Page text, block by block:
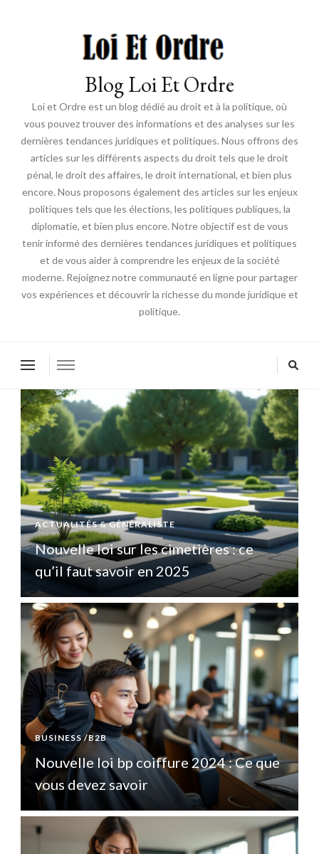
Blog Loi Et Ordre
Loi et Ordre est un blog dédié au droit et à la politique, où
vous pouvez trouver des informations et des analyses sur les
dernières tendances juridiques et politiques. Nous offrons des
articles sur les différents aspects du droit tels que le droit
pénal, le droit des affaires, le droit international, et bien plus
encore. Nous proposons également des articles sur les enjeux
politiques tels que les élections, les politiques publiques, la
diplomatie, et bien plus encore. Notre objectif est de vous
tenir informé des dernières tendances juridiques et politiques
et de vous aider à comprendre les enjeux de la société
moderne. Rejoignez notre communauté en ligne pour partager
vos expériences et découvrir la richesse du monde juridique et
politique.
ACTUALITÉS & GÉNÉRALISTE
Nouvelle loi sur les cimetières : ce
qu’il faut savoir en 2025
BUSINESS /B2B
Nouvelle loi bp coiffure 2024 : Ce que
vous devez savoir